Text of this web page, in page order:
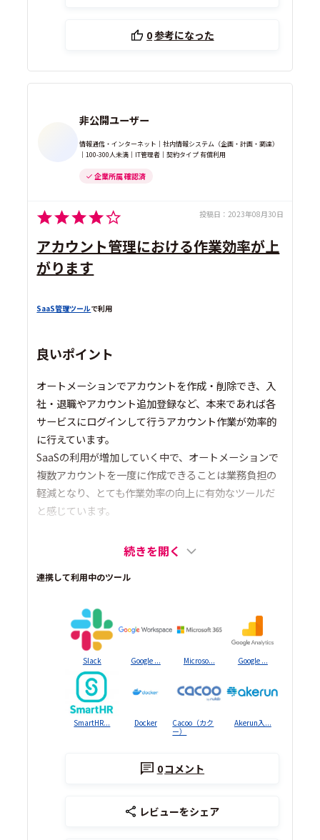
0参考になった
非公開ユーザー
情報通信・インターネット｜社内情報システム（企画・計画・調達）
｜100-300人未満｜IT管理者｜契約タイプ 有償利用
企業所属 確認済
投稿日： 2023年08月30日
アカウント管理における作業効率が上
がります
SaaS管理ツールで利用
良いポイント
オートメーションでアカウントを作成・削除でき、入
社・退職やアカウント追加登録など、本来であれば各
サービスにログインして行うアカウント作業が効率的
に行えています。
SaaSの利用が増加していく中で、オートメーションで
複数アカウントを一度に作成できることは業務負担の
軽減となり、とても作業効率の向上に有効なツールだ
と感じています。
続きを開く
連携して利用中のツール
Slack Google ... Microso... Google ...
SmartHR... Docker
Cacoo（カク
ー）
Akerun入...
0コメント
レビューをシェア